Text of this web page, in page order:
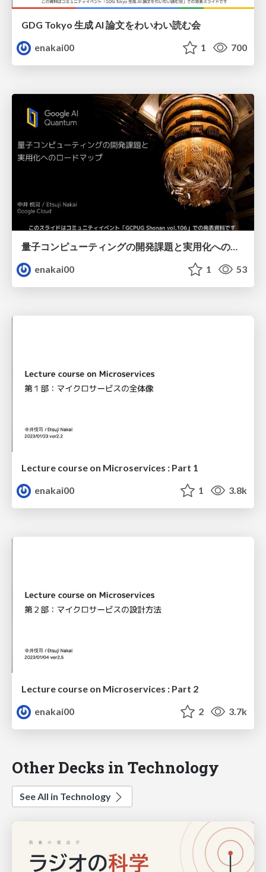
GDG Tokyo 生成 AI 論文をわいわい読む会
enakai00
1 700
enakai00
1 53
Lecture course on Microservices : Part 1
enakai00
1 3.8k
Lecture course on Microservices : Part 2
enakai00
2 3.7k
Other Decks in Technology
See All in Technology